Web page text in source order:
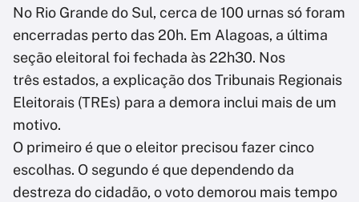
No Rio Grande do Sul, cerca de 100 urnas só foram
encerradas perto das 20h. Em Alagoas, a última
seção eleitoral foi fechada às 22h30. Nos
três estados, a explicação dos Tribunais Regionais
Eleitorais (TREs) para a demora inclui mais de um
motivo.
O primeiro é que o eleitor precisou fazer cinco
escolhas. O segundo é que dependendo da
destreza do cidadão, o voto demorou mais tempo